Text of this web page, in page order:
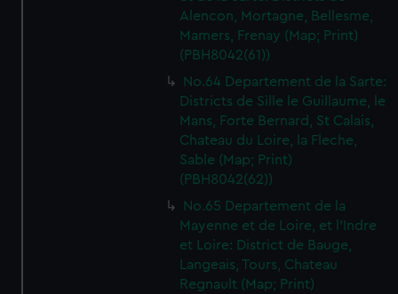
We’d like to use additional cookies to remember your
preferences, understand how our website is used, and to
help us improve it. We may also use cookies to tailor our
marketing to your interests and deliver embedded content
from third-party sources. You can choose to allow all
cookies, change your preferences or opt-out at any time.
Alencon, Mortagne, Bellesme,
Mamers, Frenay (Map; Print)
(PBH8042(61))
No.64 Departement de la Sarte:
Districts de Sille le Guillaume, le
Mans, Forte Bernard, St Calais,
Chateau du Loire, la Fleche,
Sable (Map; Print)
(PBH8042(62))
No.65 Departement de la
Mayenne et de Loire, et l'Indre
et Loire: District de Bauge,
Langeais, Tours, Chateau
Regnault (Map; Print)